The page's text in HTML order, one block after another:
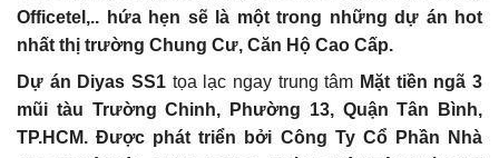
Officetel,.. hứa hẹn sẽ là một trong những dự án hot
nhất thị trường Chung Cư, Căn Hộ Cao Cấp.
Dự án Diyas SS1 tọa lạc ngay trung tâm Mặt tiền ngã 3
mũi tàu Trường Chinh, Phường 13, Quận Tân Bình,
TP.HCM. Được phát triển bởi Công Ty Cổ Phần Nhà